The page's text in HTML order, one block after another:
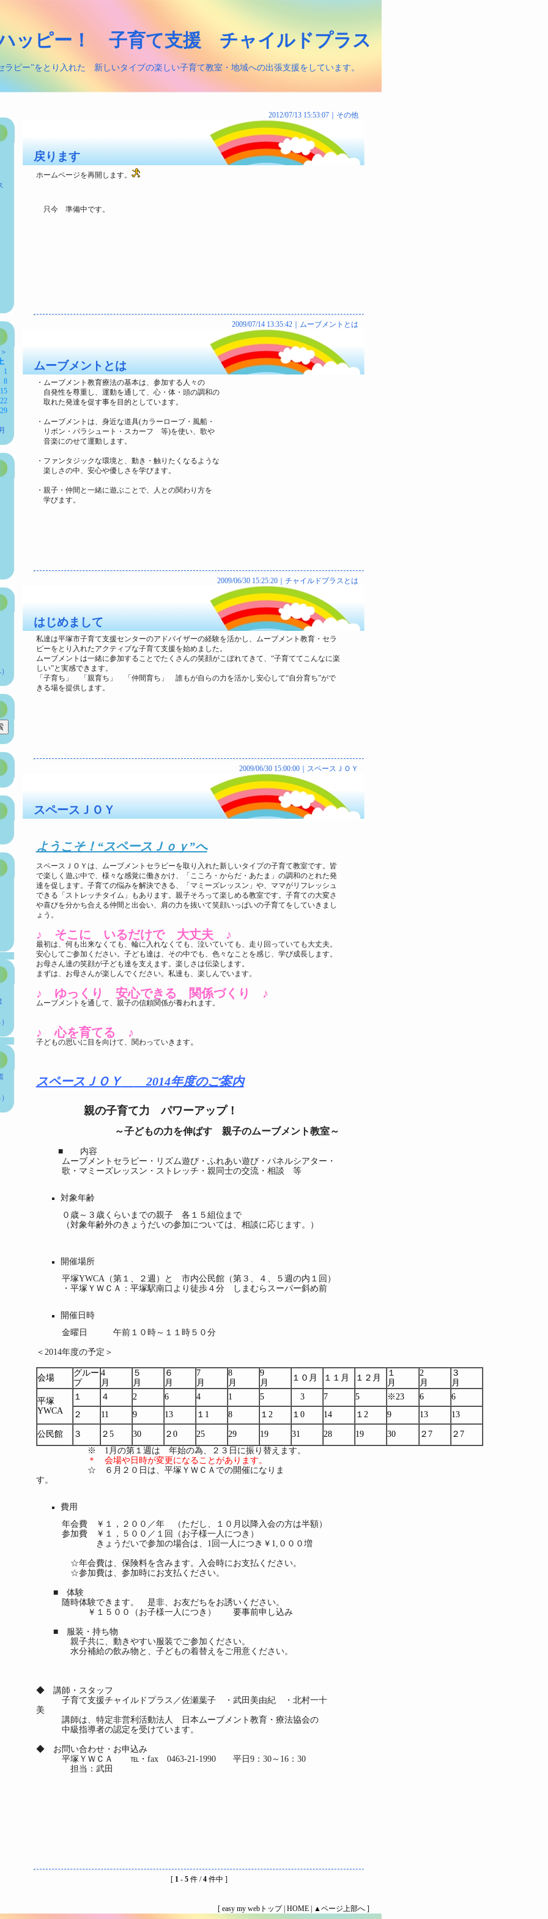
ッピー！ 子育て支援 チャイルドプラス
ラピー”をとり入れた 新しいタイプの楽しい子育て教室・地域への出張支援をしています。
1
8
15
22
29
2012/07/13 15:53:07｜ その他
戻ります
ホームページを再開します。
只今 準備中です。
2009/07/14 13:35:42｜ ムーブメントとは
ムーブメントとは
・ムーブメント教育療法の基本は、参加する人々の
自発性を尊重し、運動を通して、心・体・頭の調和の
取れた発達を促す事を目的としています。
・ムーブメントは、身近な道具(カラーローブ・風船・
リボン・パラシュート・スカーフ 等)を使い、歌や
音楽にのせて運動します。
・ファンタジックな環境と、動き・触りたくなるような
楽しさの中、安心や優しさを学びます。
・親子・仲間と一緒に遊ぶことで、人との関わり方を
学びます。
2009/06/30 15:25:20｜ チャイルドプラスとは
はじめまして
私達は平塚市子育て支援センターのアドバイザーの経験を活かし、ムーブメント教育・セラ
ピーをとり入れたアクティブな子育て支援を始めました。
ムーブメントは一緒に参加することでたくさんの笑顔がこぼれてきて、“子育ててこんなに楽
しい”と実感できます。
「子育ち」 「親育ち」 「仲間育ち」 誰もが自らの力を活かし安心して“自分育ち”がで
きる場を提供します。
2009/06/30 15:00:00｜ スペースＪＯＹ
スペースＪＯＹ
ようこそ！“スペースＪｏｙ”へ
スペースＪＯＹは、ムーブメントセラピーを取り入れた新しいタイプの子育て教室です。皆
で楽しく遊ぶ中で、様々な感覚に働きかけ、「こころ・からだ・あたま」の調和のとれた発
達を促します。子育ての悩みを解決できる、「マミーズレッスン」や、ママがリフレッシュ
できる「ストレッチタイム」もあります。親子そろって楽しめる教室です。子育ての大変さ
や喜びを分かち合える仲間と出会い、肩の力を抜いて笑顔いっぱいの子育てをしていきまし
ょう。
♪ そこに いるだけで 大丈夫 ♪
最初は、何も出来なくても、輪に入れなくても、泣いていても、走り回っていても大丈夫。
安心してご参加ください。子ども達は、その中でも、色々なことを感じ、学び成長します。
お母さん達の笑顔が子ども達を支えます。楽しさは伝染します。
まずは、お母さんが楽しんでください。私達も、楽しんでいます。
♪ ゆっくり 安心できる 関係づくり ♪
ムーブメントを通して、親子の信頼関係が養われます。
♪ 心を育てる ♪
子どもの思いに目を向けて、関わっていきます。
スペースＪＯＹ 2014年度のご案内
親の子育て力 パワーアップ！
～子どもの力を伸ばす 親子のムーブメント教室～
■ 内容
ムーブメントセラピー・リズム遊び・ふれあい遊び・パネルシアター・
歌・マミーズレッスン・ストレッチ・親同士の交流・相談 等
対象年齢
０歳～３歳くらいまでの親子 各１５組位まで
（対象年齢外のきょうだいの参加については、相談に応じます。）
開催場所
平塚YWCA（第１、２週）と 市内公民館（第３、４、５週の内１回）
・平塚ＹＷＣＡ：平塚駅南口より徒歩４分 しまむらスーパー斜め前
開催日時
金曜日 午前１０時～１１時５０分
＜2014年度の予定＞
会場
グルー
プ
4
月
５
月
６
月
7
月
8
月
9
月
１０月 １１月 １２月
１
月
2
月
３
月
平塚
YWCA
１ ４ 2 6 4 1 5 3 7 5 ※23 6
6
２
11 9 13 １1 8 １2 １0 14 １2 9 13 13
公民館 ３ ２5 30 ２0 25 29 19 31 28 19 30 ２7
２7
※ 1月の第１週は 年始の為、２３日に振り替えます。
＊ 会場や日時が変更になることがあります。
☆ ６月２０日は、平塚ＹＷＣＡでの開催になりま
す。
費用
年会費 ￥１，２００／年 （ただし、１０月以降入会の方は半額）
参加費 ￥１，５００／１回（お子様一人につき）
きょうだいで参加の場合は、1回一人につき￥1,０００増
☆年会費は、保険料を含みます。入会時にお支払ください。
☆参加費は、参加時にお支払ください。
■ 体験
随時体験できます。 是非、お友だちをお誘いください。
￥１５００（お子様一人につき） 要事前申し込み
■ 服装・持ち物
親子共に、動きやすい服装でご参加ください。
水分補給の飲み物と、子どもの着替えをご用意ください。
◆ 講師・スタッフ
子育て支援チャイルドプラス／佐瀬葉子 ・武田美由紀 ・北村一十
美
講師は、特定非営利活動法人 日本ムーブメント教育・療法協会の
中級指導者の認定を受けています。
◆ お問い合わせ・お申込み
平塚ＹＷＣＡ ℡・fax 0463-21-1990 平日9：30～16：30
担当：武田
[ 1- 5件 /4件中 ]
[ easy my webトップ| HOME ▲ページ上部へ ]